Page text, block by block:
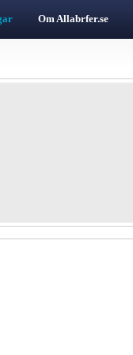
Om Allabrfer.se